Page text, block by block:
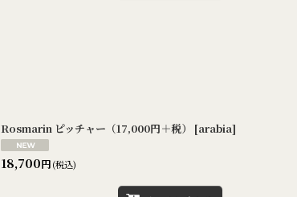
Rosmarin ピッチャー（17,000円＋税） [arabia]
18,700円(税込)